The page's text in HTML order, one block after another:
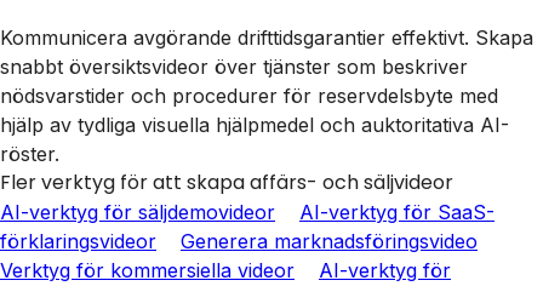
Kommunicera avgörande drifttidsgarantier effektivt. Skapa
snabbt översiktsvideor över tjänster som beskriver
nödsvarstider och procedurer för reservdelsbyte med
hjälp av tydliga visuella hjälpmedel och auktoritativa AI-
röster.
Fler verktyg för att skapa affärs- och säljvideor
AI-verktyg för säljdemovideor
AI-verktyg för SaaS-
förklaringsvideor
Generera marknadsföringsvideo
Verktyg för kommersiella videor
AI-verktyg för